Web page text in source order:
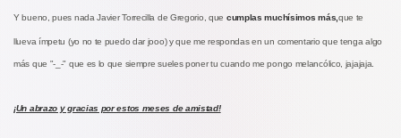
Y bueno, pues nada Javier Torrecilla de Gregorio, que cumplas muchísimos más, que te
llueva ímpetu (yo no te puedo dar jooo) y que me respondas en un comentario que tenga algo
más que "-_-" que es lo que siempre sueles poner tu cuando me pongo melancólico, jajajaja.
¡Un abrazo y gracias por estos meses de amistad!